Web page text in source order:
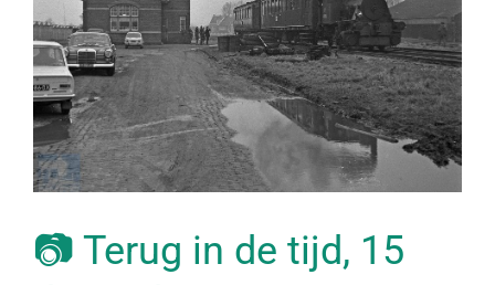
📷 Terug in de tijd, 15